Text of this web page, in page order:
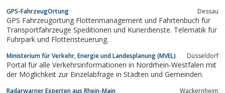
GPS-FahrzeugOrtung Dessau
GPS Fahrzeugortung Flottenmanagement und Fahrtenbuch für
Transportfahrzeuge Speditionen und Kurierdienste. Telematik für
Fuhrpark und Flottensteuerung.
Ministerium für Verkehr, Energie und Landesplanung (MVEL) Düsseldorf
Portal für alle Verkehrsinformationen in Nordrhein-Westfalen mit
der Möglichkeit zur Einzelabfrage in Städten und Gemeinden.
Radarwarner Experten aus Rhein-Main Wackernheim